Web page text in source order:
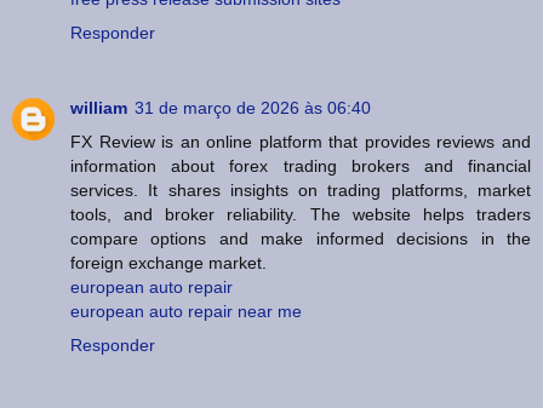
Responder
william 31 de março de 2026 às 06:40
FX Review is an online platform that provides reviews and
information about forex trading brokers and financial
services. It shares insights on trading platforms, market
tools, and broker reliability. The website helps traders
compare options and make informed decisions in the
foreign exchange market.
european auto repair
european auto repair near me
Responder